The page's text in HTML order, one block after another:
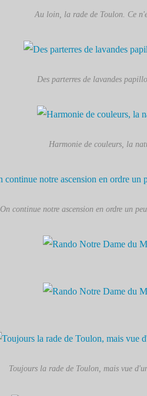
Au loin, la rade de Toulon. Ce
Des parterres de lavandes
Harmonie de couleurs, la
On continue notre ascension en ordre un
Toujours la rade de Toulon, mais vue